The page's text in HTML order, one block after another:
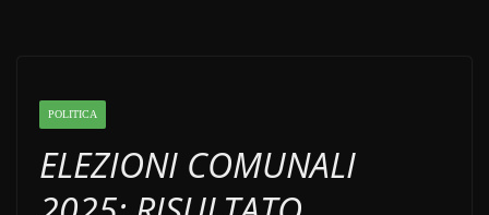
POLITICA
ELEZIONI COMUNALI